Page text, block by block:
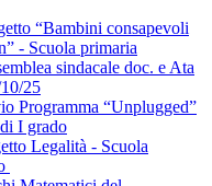
“Bambini consapevoli
- Scuola primaria
sindacale doc. e Ata
25
Programma “Unplugged”
I grado
Legalità - Scuola